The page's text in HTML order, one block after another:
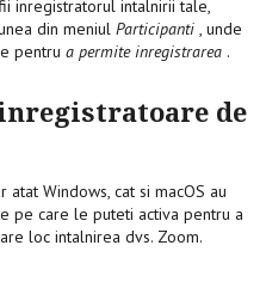
inregistratorul intalnirii tale,
din meniul Participanti , unde
pentru a permite inregistrarea .
de
Windows, cat si macOS au
pe care le puteti activa pentru a
loc intalnirea dvs. Zoom.